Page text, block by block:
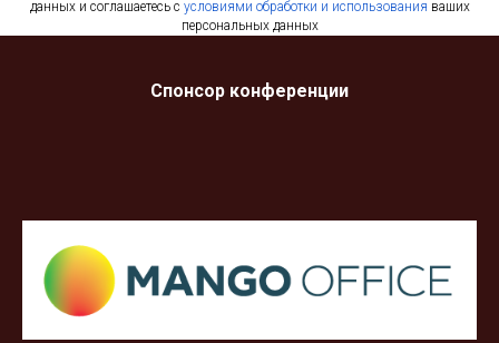
данных и соглашаетесь с условиями обработки и использования ваших
персональных данных
Спонсор конференции